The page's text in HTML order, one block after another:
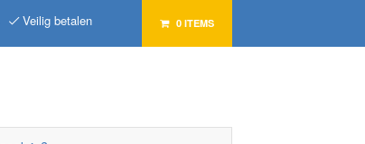
0 ITEMS
Veilig betalen